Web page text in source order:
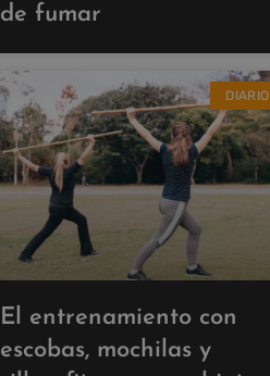
de fumar
DIARIO
El entrenamiento con
escobas, mochilas y